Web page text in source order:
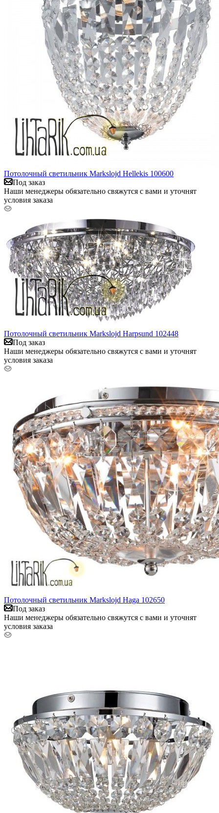
Потолочный светильник Markslojd Hellekis 100600
Под заказ
Наши менеджеры обязательно свяжутся с вами и уточнят
условия заказа
Потолочный светильник Markslojd Harpsund 102448
Под заказ
Наши менеджеры обязательно свяжутся с вами и уточнят
условия заказа
Потолочный светильник Markslojd Haga 102650
Под заказ
Наши менеджеры обязательно свяжутся с вами и уточнят
условия заказа